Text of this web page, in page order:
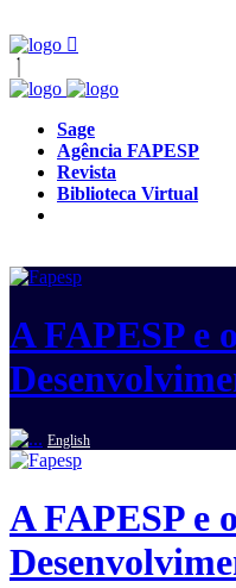
Sage
Agência FAPESP
Revista
Biblioteca Virtual
A FAPESP e
English
A FAPESP e